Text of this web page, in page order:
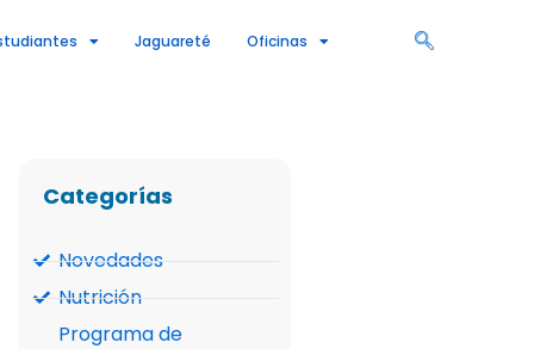
Jaguareté Oficinas
Categorías
Novedades
Nutrición
Programa de